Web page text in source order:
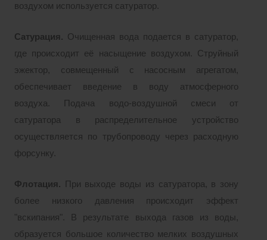
воздухом используется сатуратор.
Сатурация. Очищенная вода подается в сатуратор,
где происходит её насыщение воздухом. Струйный
эжектор, совмещенный с насосным агрегатом,
обеспечивает введение в воду атмосферного
воздуха. Подача водо-воздушной смеси от
сатуратора в распределительное устройство
осуществляется по трубопроводу через расходную
форсунку.
Флотация. При выходе воды из сатуратора, в зону
более низкого давления происходит эффект
"вскипания". В результате выхода газов из воды,
образуется большое количество мелких воздушных